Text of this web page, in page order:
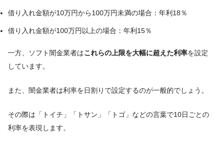
借り入れ金額が10万円から100万円未満の場合：年利18％
借り入れ金額が100万円以上の場合：年利15％
一方、ソフト闇金業者はこれらの上限を大幅に超えた利率を設定
しています。
また、闇金業者は利率を日割りで設定するのが一般的でしょう。
その際は「トイチ」「トサン」「トゴ」などの言葉で10日ごとの
利率を表現します。